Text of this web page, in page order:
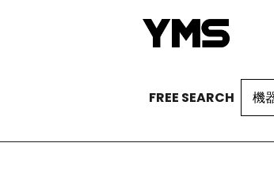
FREE SEARCH
for: